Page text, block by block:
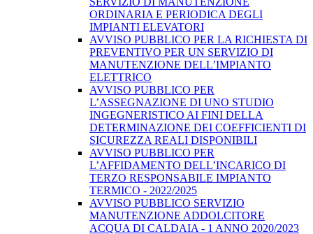
ORDINARIA E PERIODICA DEGLI
IMPIANTI ELEVATORI
AVVISO PUBBLICO PER LA RICHIESTA DI
PREVENTIVO PER UN SERVIZIO DI
MANUTENZIONE DELL’IMPIANTO
ELETTRICO
AVVISO PUBBLICO PER
L’ASSEGNAZIONE DI UNO STUDIO
INGEGNERISTICO AI FINI DELLA
DETERMINAZIONE DEI COEFFICIENTI DI
SICUREZZA REALI DISPONIBILI
AVVISO PUBBLICO PER
L’AFFIDAMENTO DELL’INCARICO DI
TERZO RESPONSABILE IMPIANTO
TERMICO - 2022/2025
AVVISO PUBBLICO SERVIZIO
MANUTENZIONE ADDOLCITORE
ACQUA DI CALDAIA - 1 ANNO 2020/2023